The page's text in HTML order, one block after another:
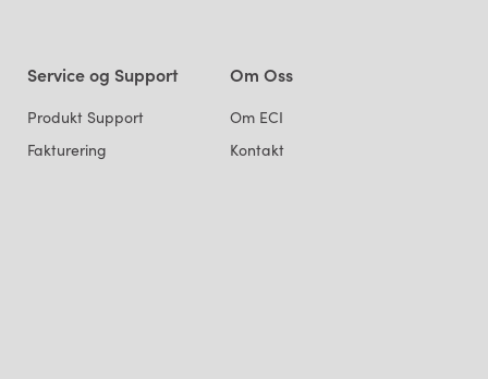
Service og Support
Produkt Support
Fakturering
Om Oss
Om ECI
Kontakt